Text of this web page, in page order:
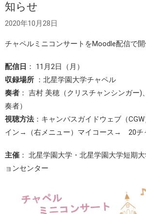
知らせ
2020年10月28日
チャペルミニコンサートをMoodle配信で開
配信日 ： 11月2日（月）
収録場所 ：北星学園大学チャペル
奏者 ： 吉村 美穂（クリスチャンシンガー)
奏者）
視聴方法：キャンパスガイドウェブ（
イン→（右メニュー）マイコース→ 20チ
主催 ： 北星学園大学・北星学園大学短期
ョンセンター